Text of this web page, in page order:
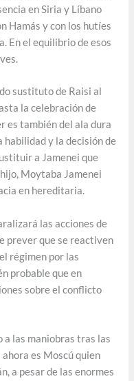
en Siria y Líbano
Hamás y con los hutíes
En el equilibrio de esos
sustituto de Raisi al
la celebración de
es también del ala dura
habilidad y la decisión de
a Jamenei que
Moytaba Jamenei
en hereditaria.
las acciones de
prever que se reactiven
régimen por las
probable que en
sobre el conflicto
a las maniobras tras las
es Moscú quien
a pesar de las enormes